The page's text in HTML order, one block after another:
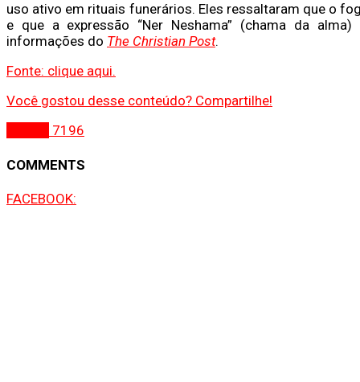
uso ativo em rituais funerários. Eles ressaltaram que o
e que a expressão “Ner Neshama” (chama da
informações do The Christian Post.
Fonte: clique aqui.
Você gostou desse conteúdo? Compartilhe!
7196
COMMENTS
FACEBOOK: